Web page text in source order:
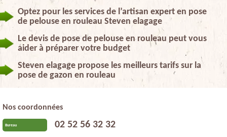
Optez pour les services de l’artisan expert en pose
de pelouse en rouleau Steven elagage
Le devis de pose de pelouse en rouleau peut vous
aider à préparer votre budget
Steven elagage propose les meilleurs tarifs sur la
pose de gazon en rouleau
Nos coordonnées
Bureau 02 52 56 32 32